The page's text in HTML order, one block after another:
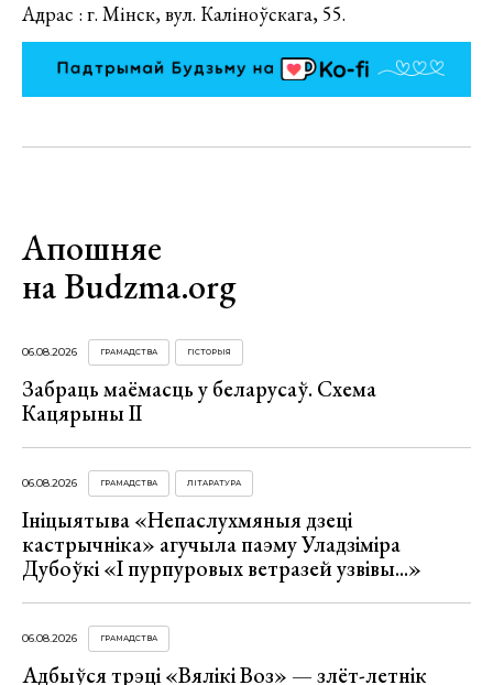
Адрас : г. Мінск, вул. Каліноўскага, 55.
Апошняе
на Budzma.org
06.08.2026 ГРАМАДСТВА ГІСТОРЫЯ
Забраць маёмасць у беларусаў. Схема
Кацярыны ІІ
06.08.2026 ГРАМАДСТВА ЛІТАРАТУРА
Ініцыятыва «Непаслухмяныя дзеці
кастрычніка» агучыла паэму Уладзіміра
Дубоўкі «І пурпуровых ветразей узвівы...»
06.08.2026 ГРАМАДСТВА
Адбыўся трэці «Вялікі Воз» — злёт-летнік